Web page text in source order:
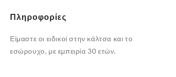
Πληροφορίες
Είμαστε οι ειδικοί στην κάλτσα και το
εσώρουχο, με εμπειρία 30 ετών.